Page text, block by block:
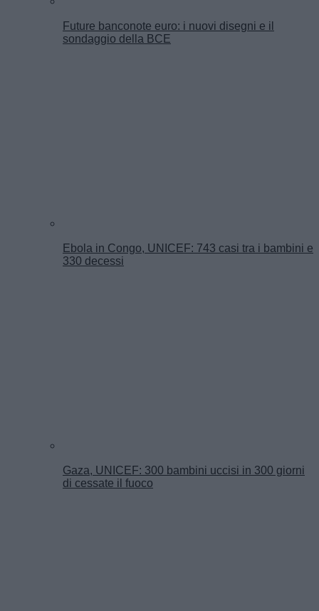
Future banconote euro: i nuovi disegni e il
sondaggio della BCE
Ebola in Congo, UNICEF: 743 casi tra i bambini e
330 decessi
Gaza, UNICEF: 300 bambini uccisi in 300 giorni
di cessate il fuoco